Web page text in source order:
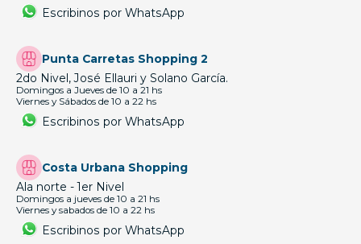
Escribinos por WhatsApp
Punta Carretas Shopping 2
2do Nivel, José Ellauri y Solano García.
Domingos a Jueves de 10 a 21 hs
Viernes y Sábados de 10 a 22 hs
Escribinos por WhatsApp
Costa Urbana Shopping
Ala norte - 1er Nivel
Domingos a jueves de 10 a 21 hs
Viernes y sabados de 10 a 22 hs
Escribinos por WhatsApp